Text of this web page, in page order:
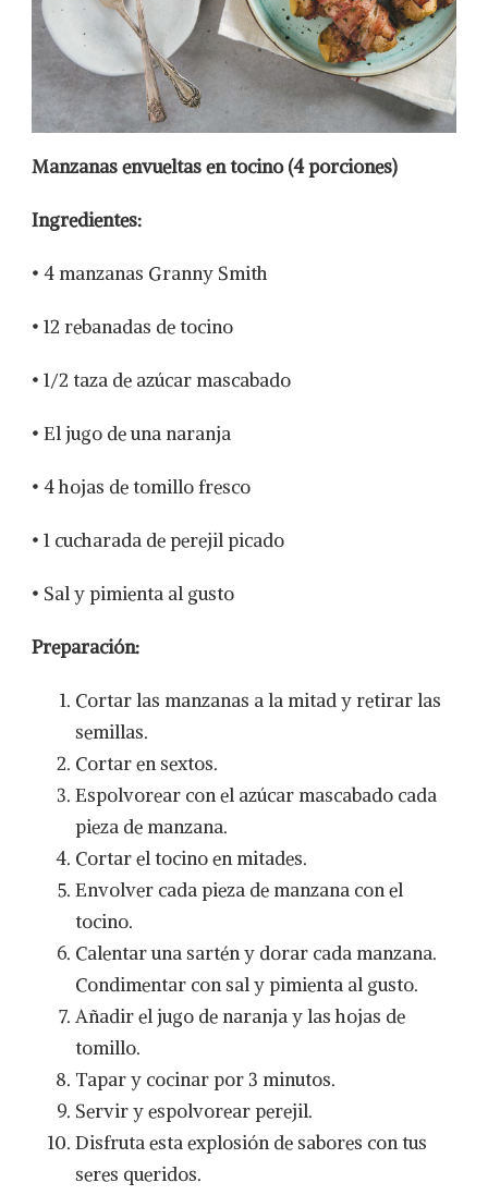
Manzanas envueltas en tocino(4 porciones)
Ingredientes:
• 4 manzanas Granny Smith
• 12 rebanadas de tocino
• 1/2 taza de azúcar mascabado
• El jugo de una naranja
• 4 hojas de tomillo fresco
• 1 cucharada de perejil picado
• Sal y pimienta al gusto
Preparación:
Cortar las manzanas a la mitad y retirar las
semillas.
Cortar en sextos.
Espolvorear con el azúcar mascabado cada
pieza de manzana.
Cortar el tocino en mitades.
Envolver cada pieza de manzana con el
tocino.
Calentar una sartén y dorar cada manzana.
Condimentar con sal y pimienta al gusto.
Añadir el jugo de naranja y las hojas de
tomillo.
Tapar y cocinar por 3 minutos.
Servir y espolvorear perejil.
Disfruta esta explosión de sabores con tus
seres queridos.